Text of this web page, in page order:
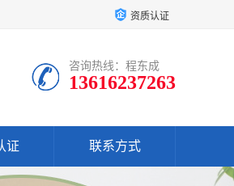
资质认证
咨询热线：程东成
13616237263
证 联系方式